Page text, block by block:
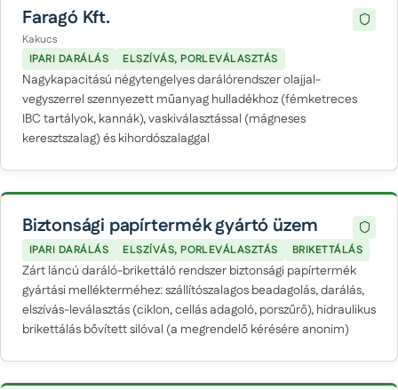
Faragó Kft.
Kakucs
IPARI DARÁLÁS
ELSZÍVÁS, PORLEVÁLASZTÁS
Nagykapacitású négytengelyes darálórendszer olajjal-
vegyszerrel szennyezett műanyag hulladékhoz (fémketreces
IBC tartályok, kannák), vaskiválasztással (mágneses
keresztszalag) és kihordószalaggal
Biztonsági papírtermék gyártó üzem
IPARI DARÁLÁS ELSZÍVÁS, PORLEVÁLASZTÁS BRIKETTÁLÁS
Zárt láncú daráló-brikettáló rendszer biztonsági papírtermék
gyártási mellékterméhez: szállítószalagos beadagolás, darálás,
elszívás-leválasztás (ciklon, cellás adagoló, porszűrő), hidraulikus
brikettálás bővített silóval (a megrendelő kérésére anonim)